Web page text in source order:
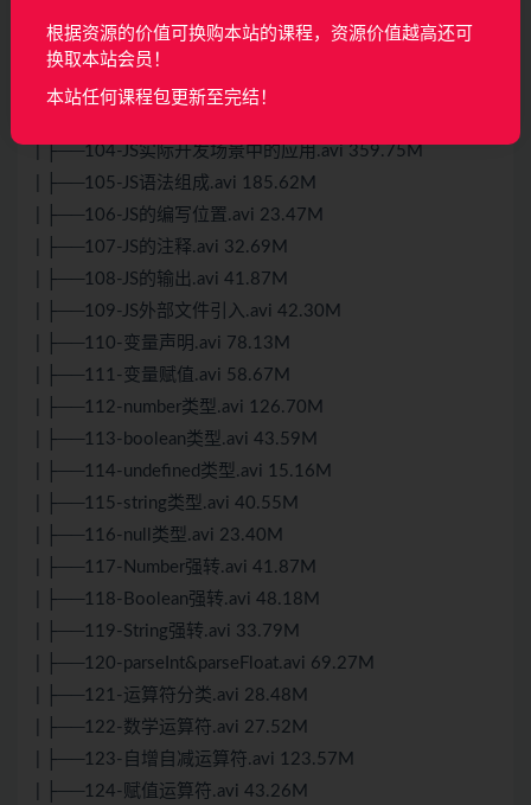
| ├──100-相对定位.avi 56.72M
| ├──101-绝对定位.avi 59.84M
| ├──102-固定定位.avi 176.93M
| ├──104-JS实际开发场景中的应用.avi 359.75M
| ├──105-JS语法组成.avi 185.62M
| ├──106-JS的编写位置.avi 23.47M
| ├──107-JS的注释.avi 32.69M
| ├──108-JS的输出.avi 41.87M
| ├──109-JS外部文件引入.avi 42.30M
| ├──110-变量声明.avi 78.13M
| ├──111-变量赋值.avi 58.67M
| ├──112-number类型.avi 126.70M
| ├──113-boolean类型.avi 43.59M
| ├──114-undefined类型.avi 15.16M
| ├──115-string类型.avi 40.55M
| ├──116-null类型.avi 23.40M
| ├──117-Number强转.avi 41.87M
| ├──118-Boolean强转.avi 48.18M
| ├──119-String强转.avi 33.79M
| ├──120-parseInt&parseFloat.avi 69.27M
| ├──121-运算符分类.avi 28.48M
| ├──122-数学运算符.avi 27.52M
| ├──123-自增自减运算符.avi 123.57M
| ├──124-赋值运算符.avi 43.26M
根据资源的价值可换购本站的课程，资源价值越高还可
换取本站会员！
本站任何课程包更新至完结！